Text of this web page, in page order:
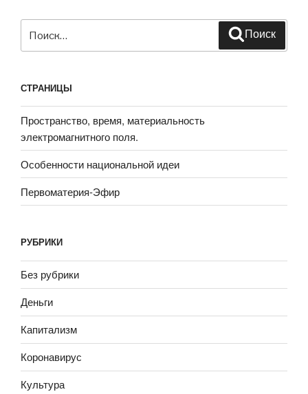
Поиск
СТРАНИЦЫ
Пространство, время, материальность
электромагнитного поля.
Особенности национальной идеи
Первоматерия-Эфир
РУБРИКИ
Без рубрики
Деньги
Капитализм
Коронавирус
Культура